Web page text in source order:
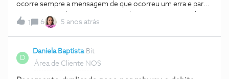
ocorre sempre a mensagem de que ocorreu um erra e para
tentar mais tarde. Preciso que me digam como posso altera-
lo efectivamente.
1 6 5 anos atrás
D
Daniela Baptista Bit
Área de Cliente NOS